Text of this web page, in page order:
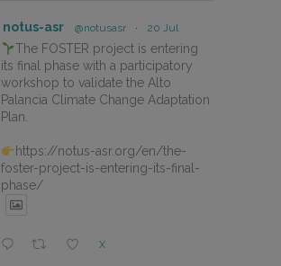
notus-asr @notusasr · 20 Jul
The FOSTER project is entering
its final phase with a participatory
workshop to validate the Alto
Palancia Climate Change Adaptation
Plan.
https://notus-asr.org/en/the-
foster-project-is-entering-its-final-
phase/
X